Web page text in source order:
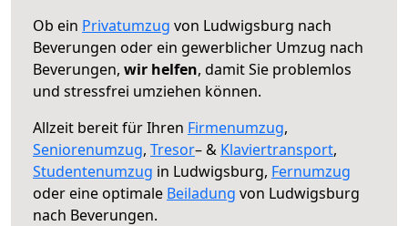
Ob ein Privatumzug von Ludwigsburg nach
Beverungen oder ein gewerblicher Umzug nach
Beverungen, wir helfen, damit Sie problemlos
und stressfrei umziehen können.
Allzeit bereit für Ihren Firmenumzug,
Seniorenumzug, Tresor– & Klaviertransport,
Studentenumzug in Ludwigsburg, Fernumzug
oder eine optimale Beiladung von Ludwigsburg
nach Beverungen.